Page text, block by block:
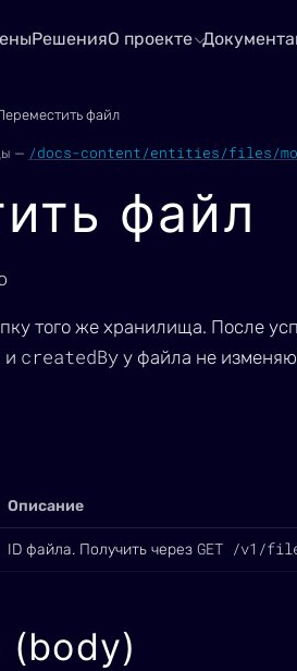
РешенияО проекте
файл
— /docs-content/entities/files/
файл
того же хранилища. После
и createdBy у файла не
Описание
ID файла. Получить через GET /v1/
(body)